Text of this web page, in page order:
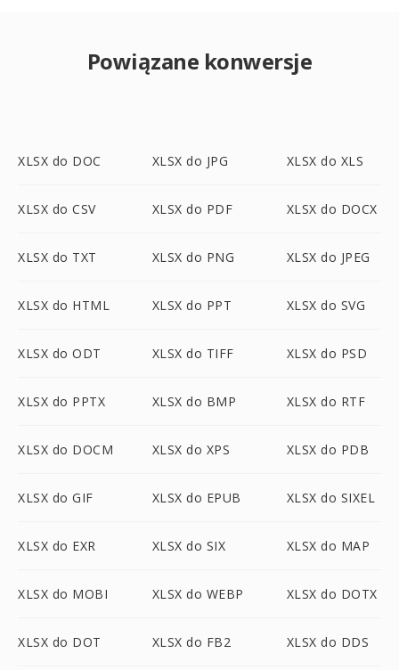
Powiązane konwersje
XLSX do DOC XLSX do JPG XLSX do XLS
XLSX do CSV XLSX do PDF XLSX do DOCX
XLSX do TXT XLSX do PNG XLSX do JPEG
XLSX do HTML XLSX do PPT XLSX do SVG
XLSX do ODT XLSX do TIFF XLSX do PSD
XLSX do PPTX XLSX do BMP XLSX do RTF
XLSX do DOCM XLSX do XPS XLSX do PDB
XLSX do GIF XLSX do EPUB XLSX do SIXEL
XLSX do EXR XLSX do SIX XLSX do MAP
XLSX do MOBI XLSX do WEBP XLSX do DOTX
XLSX do DOT XLSX do FB2 XLSX do DDS